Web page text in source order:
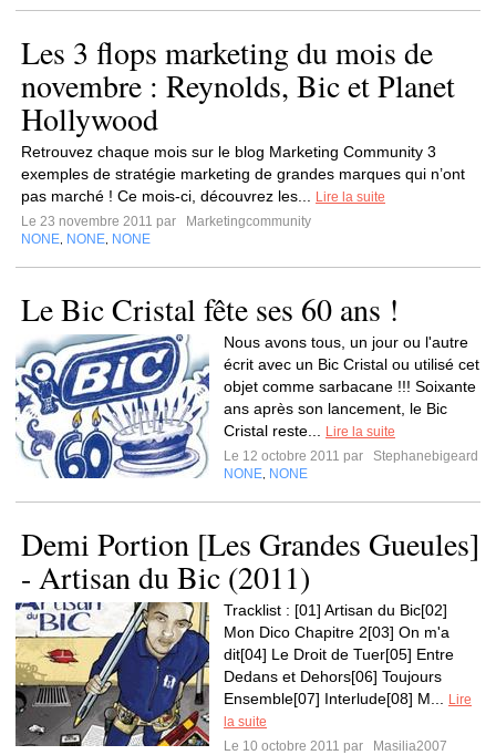
Les 3 flops marketing du mois de
novembre : Reynolds, Bic et Planet
Hollywood
Retrouvez chaque mois sur le blog Marketing Community 3
exemples de stratégie marketing de grandes marques qui n’ont
pas marché ! Ce mois-ci, découvrez les...
Lire la suite
Le 23 novembre 2011 par
Marketingcommunity
NONE NONE NONE
Le Bic Cristal fête ses 60 ans !
Nous avons tous, un jour ou l'autre
écrit avec un Bic Cristal ou utilisé cet
objet comme sarbacane !!! Soixante
ans après son lancement, le Bic
Cristal reste...
Lire la suite
Le 12 octobre 2011 par
Stephanebigeard
NONE NONE
Demi Portion [Les Grandes Gueules]
- Artisan du Bic (2011)
Tracklist : [01] Artisan du Bic[02]
Mon Dico Chapitre 2[03] On m'a
dit[04] Le Droit de Tuer[05] Entre
Dedans et Dehors[06] Toujours
Ensemble[07] Interlude[08] M...
Lire
la suite
Le 10 octobre 2011 par
Masilia2007